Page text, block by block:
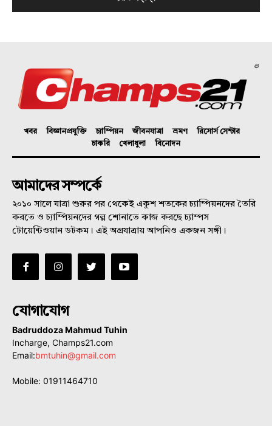
©
খবর বিজ্ঞানপ্রযুক্তি চ্যাম্পিয়ন জীবনযাত্রা ভ্রমণ
রিসোর্স সেন্টার
চাকরি
খেলাধুলা বিনোদন
আমাদের সম্পর্কে
২০১০ সালে যাত্রা শুরুর পর থেকেই একুশ শতকের চ্যাম্পিয়নদের তৈরি
করতে ও চ্যাম্পিয়নদের গল্প শোনাতে কাজ করছে চ্যাম্পস
টোয়েন্টিওয়ান ডটকম। এই অগ্রযাত্রায় আপনিও একজন সঙ্গী।
যোগাযোগ
Badruddoza Mahmud Tuhin
Incharge, Champs21.com
Email:bmtuhin@gmail.com
Mobile: 01911464710